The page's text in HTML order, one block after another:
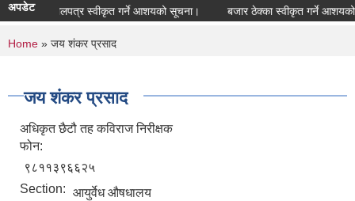
अपडेट बोलपत्र स्वीकृत गर्ने आशयको सूचना। बजार ठेक्का स्वीकृत गर्ने आशयको
You are here
Home » जय शंकर प्रसाद
जय शंकर प्रसाद
अधिकृत छैटौ तह कविराज निरीक्षक
फोन:
९८११३९६६२५
Section: आयुर्वेध औषधालय